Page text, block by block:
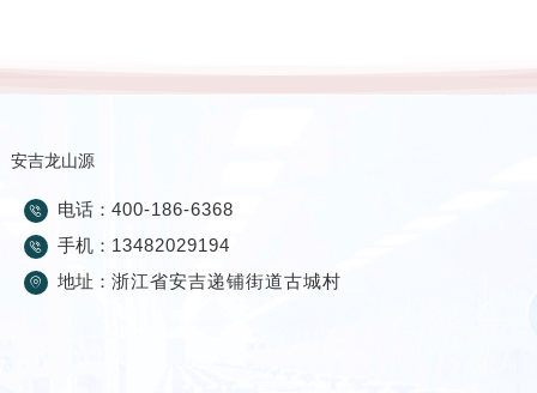
安吉龙山源
电话： 400-186-6368
手机： 13482029194
地址： 浙江省安吉递铺街道古城村